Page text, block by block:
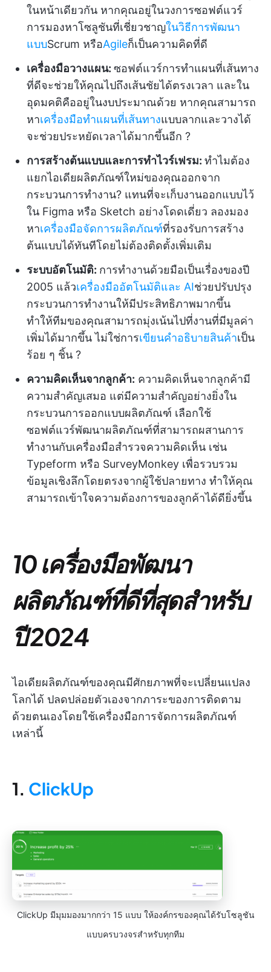
ในหน้าเดียวกัน หากคุณอยู่ในวงการซอฟต์แวร์
การมองหาโซลูชันที่เชี่ยวชาญในวิธีการพัฒนา
แบบScrum หรือAgileก็เป็นความคิดที่ดี
เครื่องมือวางแผน: ซอฟต์แวร์การทำแผนที่เส้นทาง
ที่ดีจะช่วยให้คุณไปถึงเส้นชัยได้ตรงเวลา และใน
อุดมคติคืออยู่ในงบประมาณด้วย หากคุณสามารถ
หาเครื่องมือทำแผนที่เส้นทางแบบลากและวางได้
จะช่วยประหยัดเวลาได้มากขึ้นอีก ?
การสร้างต้นแบบและการทำไวร์เฟรม: ทำไมต้อง
แยกไอเดียผลิตภัณฑ์ใหม่ของคุณออกจาก
กระบวนการทำงาน? แทนที่จะเก็บงานออกแบบไว้
ใน Figma หรือ Sketch อย่างโดดเดี่ยว ลองมอง
หาเครื่องมือจัดการผลิตภัณฑ์ที่รองรับการสร้าง
ต้นแบบได้ทันทีโดยไม่ต้องติดตั้งเพิ่มเติม
ระบบอัตโนมัติ: การทำงานด้วยมือเป็นเรื่องของปี
2005 แล้วเครื่องมืออัตโนมัติและ AIช่วยปรับปรุง
กระบวนการทำงานให้มีประสิทธิภาพมากขึ้น
ทำให้ทีมของคุณสามารถมุ่งเน้นไปที่งานที่มีมูลค่า
เพิ่มได้มากขึ้น ไม่ใช่การเขียนคำอธิบายสินค้าเป็น
ร้อย ๆ ชิ้น ?️
ความคิดเห็นจากลูกค้า: ความคิดเห็นจากลูกค้ามี
ความสำคัญเสมอ แต่มีความสำคัญอย่างยิ่งใน
กระบวนการออกแบบผลิตภัณฑ์ เลือกใช้
ซอฟต์แวร์พัฒนาผลิตภัณฑ์ที่สามารถผสานการ
ทำงานกับเครื่องมือสำรวจความคิดเห็น เช่น
Typeform หรือ SurveyMonkey เพื่อรวบรวม
ข้อมูลเชิงลึกโดยตรงจากผู้ใช้ปลายทาง ทำให้คุณ
สามารถเข้าใจความต้องการของลูกค้าได้ดียิ่งขึ้น
10 เครื่องมือพัฒนา
ผลิตภัณฑ์ที่ดีที่สุดสำหรับ
ปี 2024
ไอเดียผลิตภัณฑ์ของคุณมีศักยภาพที่จะเปลี่ยนแปลง
โลกได้ ปลดปล่อยตัวเองจากภาระของการติดตาม
ด้วยตนเองโดยใช้เครื่องมือการจัดการผลิตภัณฑ์
เหล่านี้
1. ClickUp
ClickUp มีมุมมองมากกว่า 15 แบบ ให้องค์กรของคุณได้รับโซลูชัน
แบบครบวงจรสำหรับทุกทีม